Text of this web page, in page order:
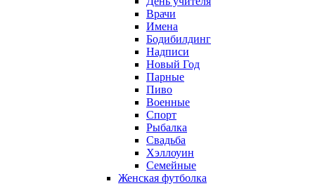
Врачи
Имена
Бодибилдинг
Надписи
Новый Год
Парные
Пиво
Военные
Спорт
Рыбалка
Свадьба
Хэллоуин
Семейные
Женская футболка